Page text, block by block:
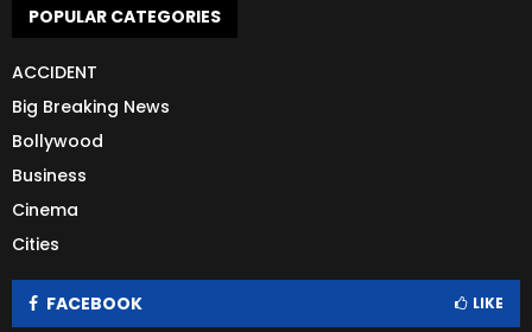
POPULAR CATEGORIES
ACCIDENT
Big Breaking News
Bollywood
Business
Cinema
Cities
FACEBOOK LIKE